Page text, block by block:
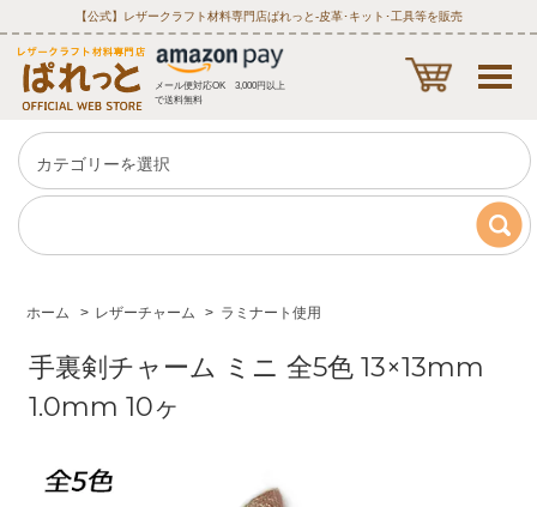
【公式】レザークラフト材料専門店ぱれっと‐皮革･キット･工具等を販売
メール便対応OK 3,000円以上
で送料無料
ホーム > レザーチャーム > ラミナート使用
手裏剣チャーム ミニ 全5色 13×13mm
1.0mm 10ヶ